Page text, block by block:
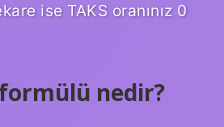
ise TAKS oranınız 0
nedir?